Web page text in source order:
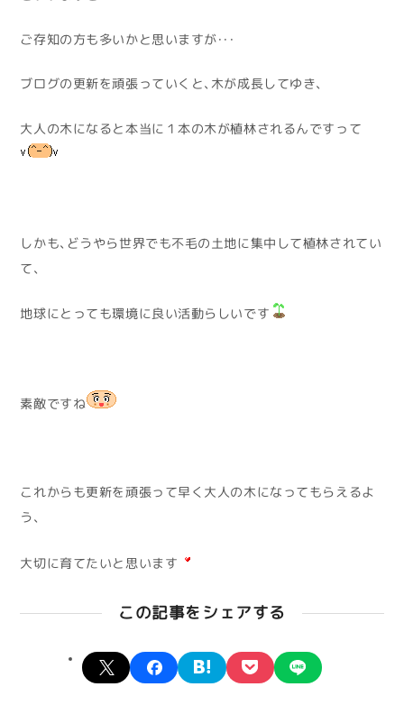
ご存知の方も多いかと思いますが・・・
ブログの更新を頑張っていくと、木が成長してゆき、
大人の木になると本当に１本の木が植林されるんですって
しかも、どうやら世界でも不毛の土地に集中して植林されてい
て、
地球にとっても環境に良い活動らしいです
素敵ですね
これからも更新を頑張って早く大人の木になってもらえるよ
う、
大切に育てたいと思います
この記事をシェアする
X facebookhatena pocket